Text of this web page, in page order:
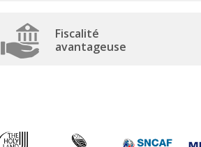
Fiscalité
avantageuse